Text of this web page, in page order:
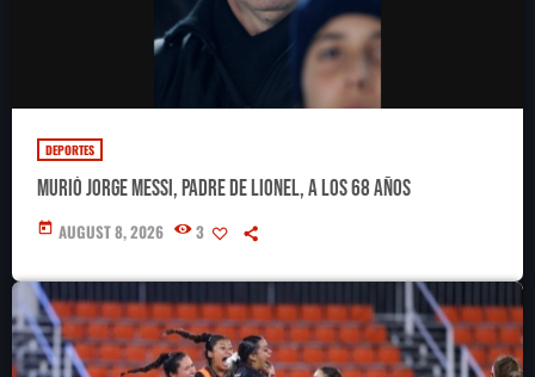
DEPORTES
Murió Jorge Messi, padre de Lionel, a los 68 años
today AUGUST 8, 2026 3